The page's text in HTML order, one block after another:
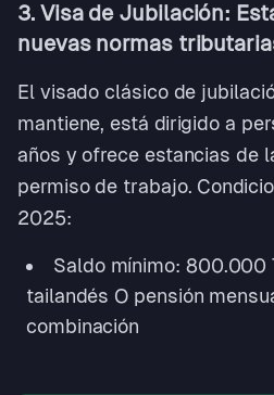
3. Visa de Jubilación:
nuevas normas
El visado clásico de
mantiene, está dirigido a
años y ofrece estancias de
permiso de trabajo.
2025:
Saldo mínimo: 800.000
tailandés O pensión
combinación